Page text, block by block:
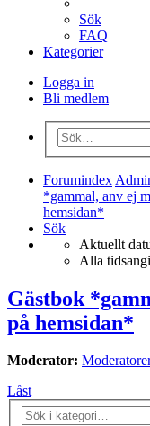
Sök
FAQ
Kategorier
Logga in
Bli medlem
Forumindex
*gammal, anv ej
hemsidan*
Sök
Aktuellt
Alla
Gästbok
på hemsidan*
Moderator:
Låst